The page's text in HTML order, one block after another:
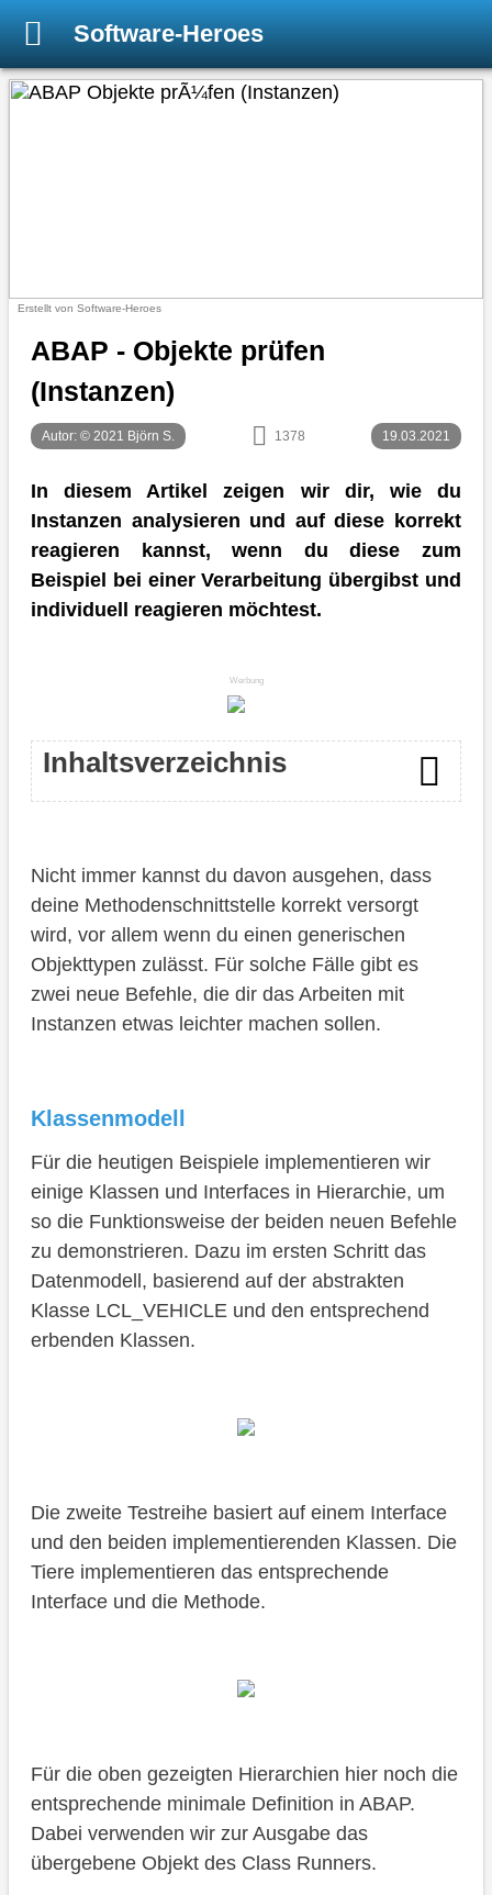
Software-Heroes
Erstellt von Software-Heroes
ABAP - Objekte prüfen
(Instanzen)
Autor: © 2021 Björn S. 1378 19.03.2021
In diesem Artikel zeigen wir dir, wie du
Instanzen analysieren und auf diese korrekt
reagieren kannst, wenn du diese zum
Beispiel bei einer Verarbeitung übergibst und
individuell reagieren möchtest.
Werbung
Inhaltsverzeichnis
IS INSTANCE OF
CASE TYPE OF
Beispiel
Fazit
Nicht immer kannst du davon ausgehen, dass
deine Methodenschnittstelle korrekt versorgt
wird, vor allem wenn du einen generischen
Objekttypen zulässt. Für solche Fälle gibt es
zwei neue Befehle, die dir das Arbeiten mit
Instanzen etwas leichter machen sollen.
Klassenmodell
Für die heutigen Beispiele implementieren wir
einige Klassen und Interfaces in Hierarchie, um
so die Funktionsweise der beiden neuen Befehle
zu demonstrieren. Dazu im ersten Schritt das
Datenmodell, basierend auf der abstrakten
Klasse LCL_VEHICLE und den entsprechend
erbenden Klassen.
Die zweite Testreihe basiert auf einem Interface
und den beiden implementierenden Klassen. Die
Tiere implementieren das entsprechende
Interface und die Methode.
Für die oben gezeigten Hierarchien hier noch die
entsprechende minimale Definition in ABAP.
Dabei verwenden wir zur Ausgabe das
übergebene Objekt des Class Runners.